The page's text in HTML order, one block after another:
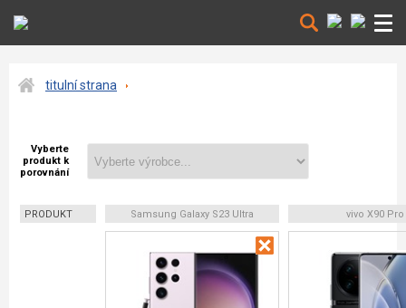
titulní strana
Vyberte
produkt k
porovnání
PRODUKT Samsung Galaxy S23 Ultra vivo X90 Pro